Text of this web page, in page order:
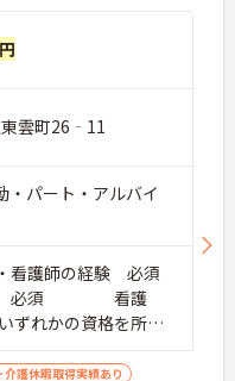
東雲町26‐11
・パート・アルバイ
看護師の経験 必須
士 必須 看護
の資格を所持
介護休暇取得実績あり